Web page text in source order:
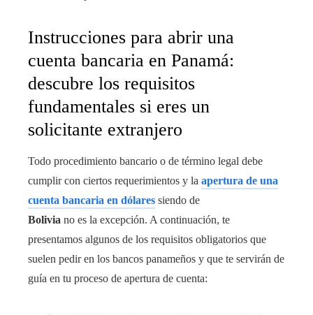
Instrucciones para abrir una
cuenta bancaria en Panamá:
descubre los requisitos
fundamentales si eres un
solicitante extranjero
Todo procedimiento bancario o de término legal debe
cumplir con ciertos requerimientos y la apertura de una
cuenta bancaria en dólares siendo de
Bolivia no es la excepción. A continuación, te
presentamos algunos de los requisitos obligatorios que
suelen pedir en los bancos panameños y que te servirán de
guía en tu proceso de apertura de cuenta: